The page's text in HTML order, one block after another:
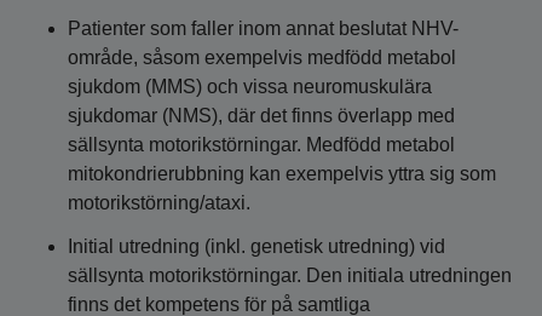
Patienter som faller inom annat beslutat NHV-
område, såsom exempelvis medfödd metabol
sjukdom (MMS) och vissa neuromuskulära
sjukdomar (NMS), där det finns överlapp med
sällsynta motorikstörningar. Medfödd metabol
mitokondrierubbning kan exempelvis yttra sig som
motorikstörning/ataxi.
Initial utredning (inkl. genetisk utredning) vid
sällsynta motorikstörningar. Den initiala utredningen
finns det kompetens för på samtliga